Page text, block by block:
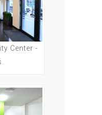
Center -